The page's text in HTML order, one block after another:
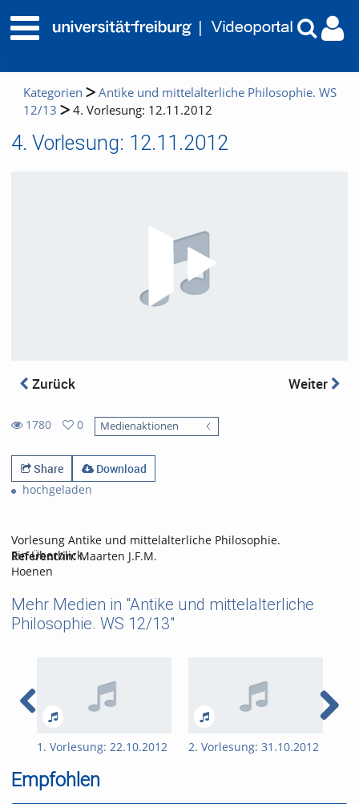
Kategorien
Antike und mittelalterliche Philosophie. WS
12/13
4. Vorlesung: 12.11.2012
4. Vorlesung: 12.11.2012
Zurück Weiter
1780
views
0
favorites
Medienaktionen
Share
Download
hochgeladen
Vorlesung Antike und mittelalterliche Philosophie.
Ein Überblick.
Referent/in:Maarten J.F.M.
Hoenen
Mehr Medien in "Antike und mittelalterliche
Philosophie. WS 12/13"
1. Vorlesung: 22.10.2012 2. Vorlesung: 31.10.2012
Empfohlen